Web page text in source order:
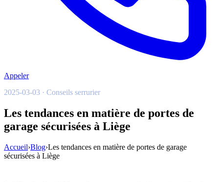
Appeler
2025-03-03 · Conseils serrurier
Les tendances en matière de portes de
garage sécurisées à Liège
Accueil›Blog›Les tendances en matière de portes de garage
sécurisées à Liège